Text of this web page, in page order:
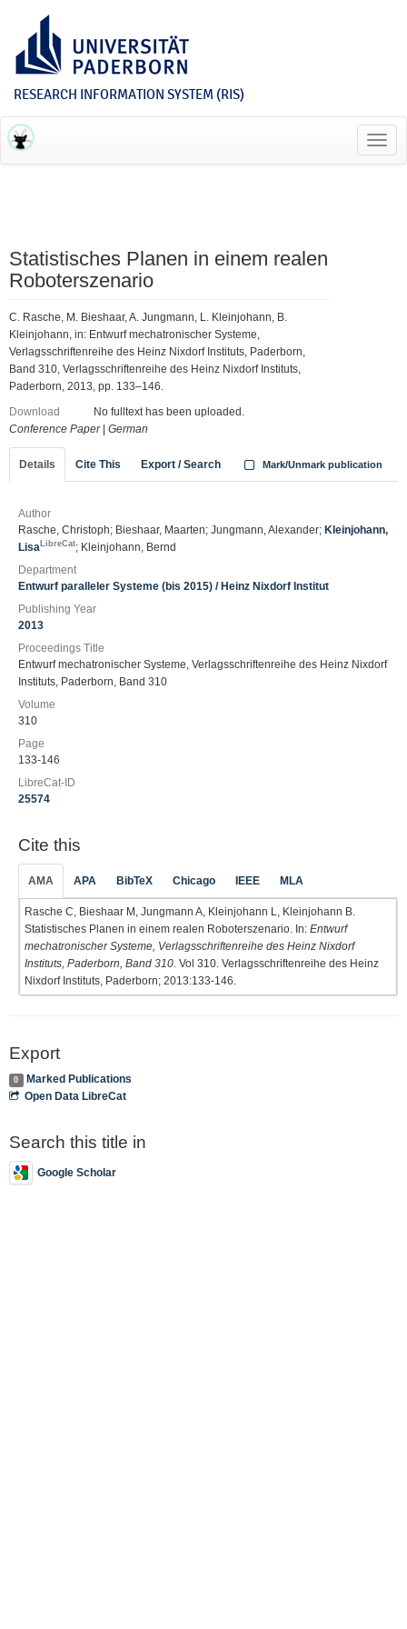
RESEARCH INFORMATION SYSTEM (RIS)
Statistisches Planen in einem realen
Roboterszenario
C. Rasche, M. Bieshaar, A. Jungmann, L. Kleinjohann, B.
Kleinjohann, in: Entwurf mechatronischer Systeme,
Verlagsschriftenreihe des Heinz Nixdorf Instituts, Paderborn,
Band 310, Verlagsschriftenreihe des Heinz Nixdorf Instituts,
Paderborn, 2013, pp. 133–146.
Download
No fulltext has been uploaded.
Conference Paper| German
Details Cite This Export / Search Mark/Unmark publication
Author
Rasche, Christoph; Bieshaar, Maarten; Jungmann, Alexander; Kleinjohann,
Lisa LibreCat; Kleinjohann, Bernd
Department
Entwurf paralleler Systeme (bis 2015) / Heinz Nixdorf Institut
Publishing Year
2013
Proceedings Title
Entwurf mechatronischer Systeme, Verlagsschriftenreihe des Heinz Nixdorf
Instituts, Paderborn, Band 310
Volume
310
Page
133-146
LibreCat-ID
25574
Cite this
AMA APA BibTeX Chicago IEEE MLA
Rasche C, Bieshaar M, Jungmann A, Kleinjohann L, Kleinjohann B.
Statistisches Planen in einem realen Roboterszenario. In: Entwurf
mechatronischer Systeme, Verlagsschriftenreihe des Heinz Nixdorf
Instituts, Paderborn, Band 310 . Vol 310. Verlagsschriftenreihe des Heinz
Nixdorf Instituts, Paderborn; 2013:133-146.
Export
0
Marked Publications
Open Data LibreCat
Search this title in
Google Scholar